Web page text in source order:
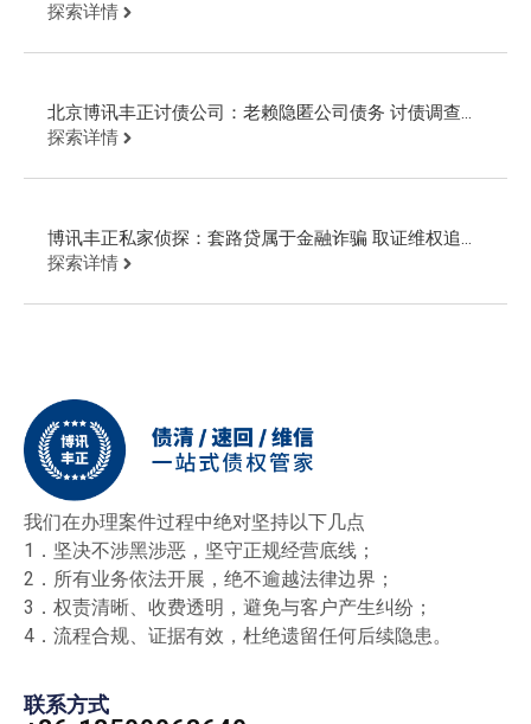
安现场抓人
探索详情
北京博讯丰正讨债公司：老赖隐匿公司债务 讨债调查起
诉回款
探索详情
博讯丰正私家侦探：套路贷属于金融诈骗 取证维权追回
欠款
探索详情
我们在办理案件过程中绝对坚持以下几点
1．坚决不涉黑涉恶，坚守正规经营底线；
2．所有业务依法开展，绝不逾越法律边界；
3．权责清晰、收费透明，避免与客户产生纠纷；
4．流程合规、证据有效，杜绝遗留任何后续隐患。
联系方式